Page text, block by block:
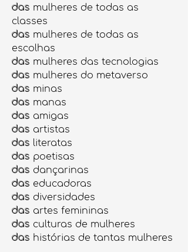
das mulheres de todas as
classes
das mulheres de todas as
escolhas
das mulheres das tecnologias
das mulheres do metaverso
das minas
das manas
das amigas
das artistas
das literatas
das poetisas
das dançarinas
das educadoras
das diversidades
das artes femininas
das culturas de mulheres
das histórias de tantas mulheres